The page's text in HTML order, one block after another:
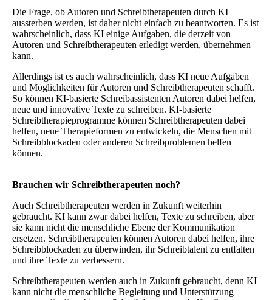
Die Frage, ob Autoren und Schreibtherapeuten durch KI
aussterben werden, ist daher nicht einfach zu beantworten. Es ist
wahrscheinlich, dass KI einige Aufgaben, die derzeit von
Autoren und Schreibtherapeuten erledigt werden, übernehmen
kann.
Allerdings ist es auch wahrscheinlich, dass KI neue Aufgaben
und Möglichkeiten für Autoren und Schreibtherapeuten schafft.
So können KI-basierte Schreibassistenten Autoren dabei helfen,
neue und innovative Texte zu schreiben. KI-basierte
Schreibtherapieprogramme können Schreibtherapeuten dabei
helfen, neue Therapieformen zu entwickeln, die Menschen mit
Schreibblockaden oder anderen Schreibproblemen helfen
können.
Brauchen wir Schreibtherapeuten noch?
Auch Schreibtherapeuten werden in Zukunft weiterhin
gebraucht. KI kann zwar dabei helfen, Texte zu schreiben, aber
sie kann nicht die menschliche Ebene der Kommunikation
ersetzen. Schreibtherapeuten können Autoren dabei helfen, ihre
Schreibblockaden zu überwinden, ihr Schreibtalent zu entfalten
und ihre Texte zu verbessern.
Schreibtherapeuten werden auch in Zukunft gebraucht, denn KI
kann nicht die menschliche Begleitung und Unterstützung